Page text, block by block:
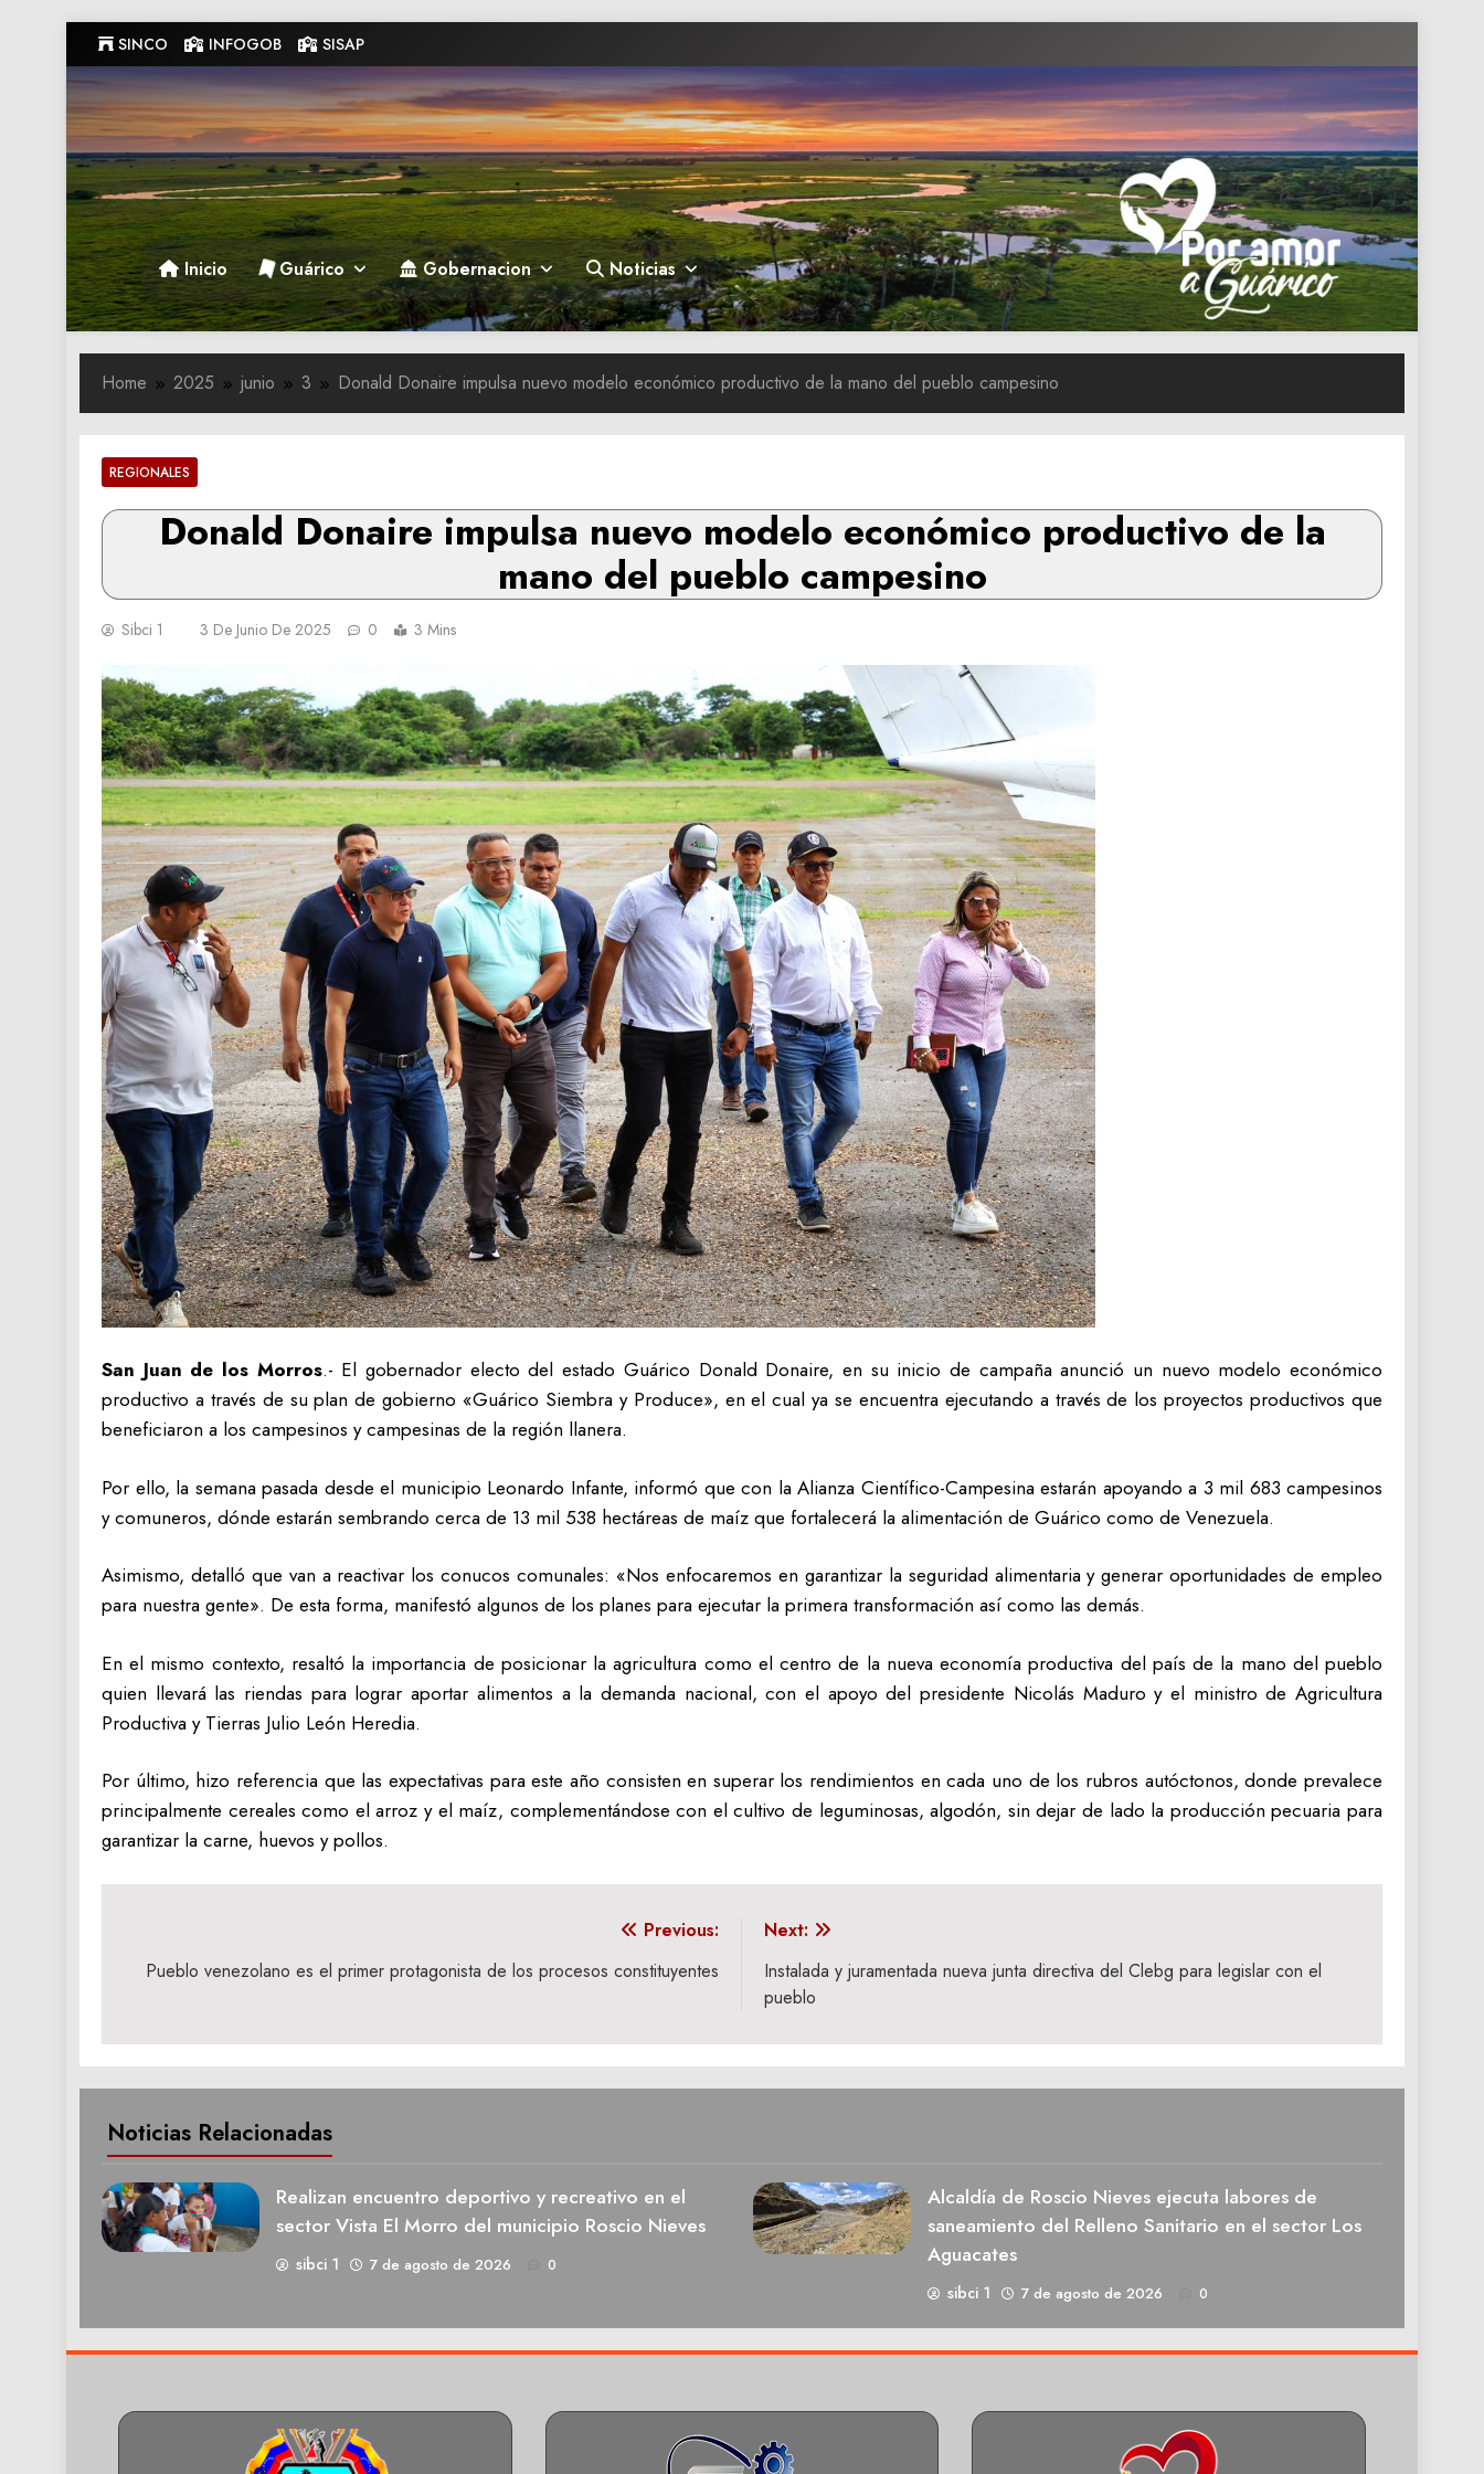
to
content
SINCO INFOGOB SISAP
Gobernacion de Guarico
Gobernacion de Guarico
Inicio Guárico Gobernacion Noticias
Home 2025 junio 3 Donald Donaire impulsa nuevo modelo económico productivo de la mano del pueblo campesino
REGIONALES
Donald Donaire impulsa nuevo modelo económico productivo de la
mano del pueblo campesino
Sibci 1 3 De Junio De 2025 0 3 Mins
San Juan de los Morros.- El gobernador electo del estado Guárico Donald Donaire, en su inicio de campaña anunció un nuevo modelo económico
productivo a través de su plan de gobierno «Guárico Siembra y Produce», en el cual ya se encuentra ejecutando a través de los proyectos productivos que
beneficiaron a los campesinos y campesinas de la región llanera.
Por ello, la semana pasada desde el municipio Leonardo Infante, informó que con la Alianza Científico-Campesina estarán apoyando a 3 mil 683 campesinos
y comuneros, dónde estarán sembrando cerca de 13 mil 538 hectáreas de maíz que fortalecerá la alimentación de Guárico como de Venezuela.
Asimismo, detalló que van a reactivar los conucos comunales: «Nos enfocaremos en garantizar la seguridad alimentaria y generar oportunidades de empleo
para nuestra gente». De esta forma, manifestó algunos de los planes para ejecutar la primera transformación así como las demás.
En el mismo contexto, resaltó la importancia de posicionar la agricultura como el centro de la nueva economía productiva del país de la mano del pueblo
quien llevará las riendas para lograr aportar alimentos a la demanda nacional, con el apoyo del presidente Nicolás Maduro y el ministro de Agricultura
Productiva y Tierras Julio León Heredia.
Por último, hizo referencia que las expectativas para este año consisten en superar los rendimientos en cada uno de los rubros autóctonos, donde prevalece
principalmente cereales como el arroz y el maíz, complementándose con el cultivo de leguminosas, algodón, sin dejar de lado la producción pecuaria para
garantizar la carne, huevos y pollos.
de
Previous:
Pueblo venezolano es el primer protagonista de los procesos constituyentes
Next:
Instalada y juramentada nueva junta directiva del Clebg para legislar con el
pueblo
Noticias Relacionadas
Realizan encuentro deportivo y recreativo en el
sector Vista El Morro del municipio Roscio Nieves
sibci 1 7 de agosto de 2026 0
Alcaldía de Roscio Nieves ejecuta labores de
saneamiento del Relleno Sanitario en el sector Los
Aguacates
sibci 1 7 de agosto de 2026 0